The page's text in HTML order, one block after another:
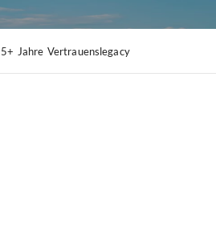
Jahre Vertrauenslegacy